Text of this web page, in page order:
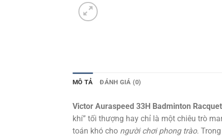
MÔ TẢ ĐÁNH GIÁ (0)
Victor Auraspeed 33H Badminton Racquet
khí” tối thượng hay chỉ là một chiêu trò
toán khó cho người chơi phong trào.